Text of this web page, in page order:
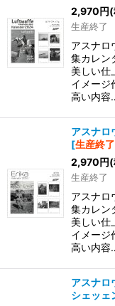
2,970円
生産終了
アスナ
集カレン
美しい仕
イメージ
高い内容
アスナ
[生産終了
2,970円
生産終了
アスナ
集カレン
美しい仕
イメージ
高い内容
アスナ
シェッェ